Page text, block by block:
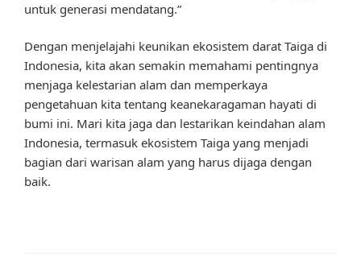
untuk generasi mendatang.”
Dengan menjelajahi keunikan ekosistem darat Taiga di
Indonesia, kita akan semakin memahami pentingnya
menjaga kelestarian alam dan memperkaya
pengetahuan kita tentang keanekaragaman hayati di
bumi ini. Mari kita jaga dan lestarikan keindahan alam
Indonesia, termasuk ekosistem Taiga yang menjadi
bagian dari warisan alam yang harus dijaga dengan
baik.